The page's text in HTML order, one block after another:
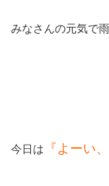
みなさんの元気で
今日は 『よーい